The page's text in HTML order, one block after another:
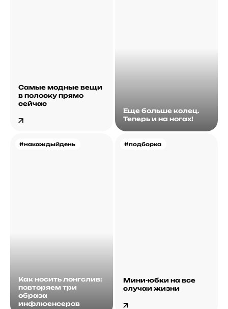
Самые модные вещи
в полоску прямо
сейчас
Еще больше колец.
Теперь и на ногах!
#накаждыйдень
Как носить лонгслив:
повторяем три
образа
инфлюенсеров
#подборка
Мини-юбки на все
случаи жизни